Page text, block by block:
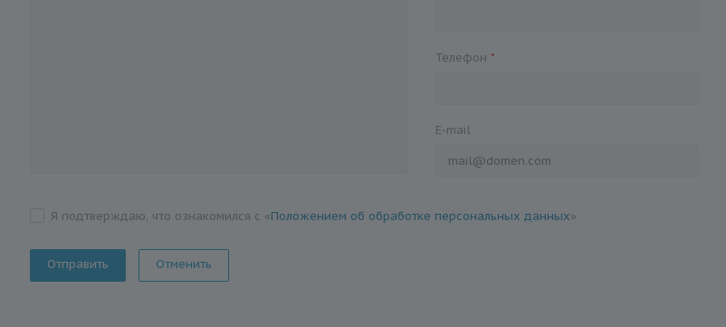
Телефон*
E-mail
Я подтверждаю, что ознакомился с «Положением об обработке персональных данных»
Отменить